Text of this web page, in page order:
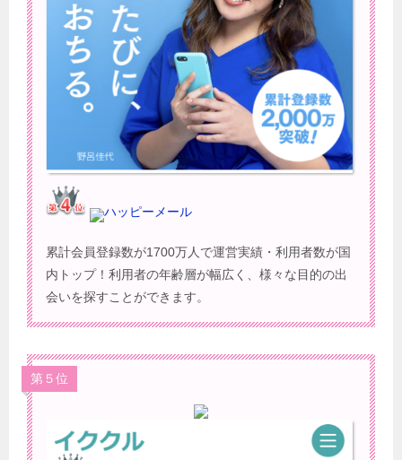
ハッピーメール
累計会員登録数が1700万人で運営実績・利用者数が国
内トップ！利用者の年齢層が幅広く、様々な目的の出
会いを探すことができます。
第５位